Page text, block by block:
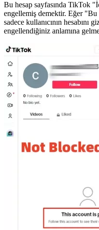
Bu hesap sayfasında TikTok
engellemiş demektir. Eğer "Bu
sadece kullanıcının hesabını
engellendiğiniz anlamına